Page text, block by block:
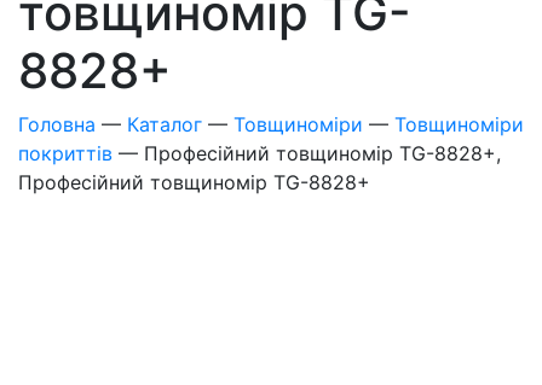
товщиномір TG-
8828+
Головна — Каталог — Товщиноміри — Товщиноміри
покриттів — Професійний товщиномір TG-8828+,
Професійний товщиномір TG-8828+